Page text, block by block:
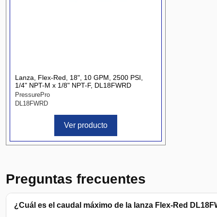
Lanza, Flex-Red, 18", 10 GPM, 2500 PSI,
1/4" NPT-M x 1/8" NPT-F, DL18FWRD
PressurePro
DL18FWRD
Ver producto
Preguntas frecuentes
¿Cuál es el caudal máximo de la lanza Flex-Red